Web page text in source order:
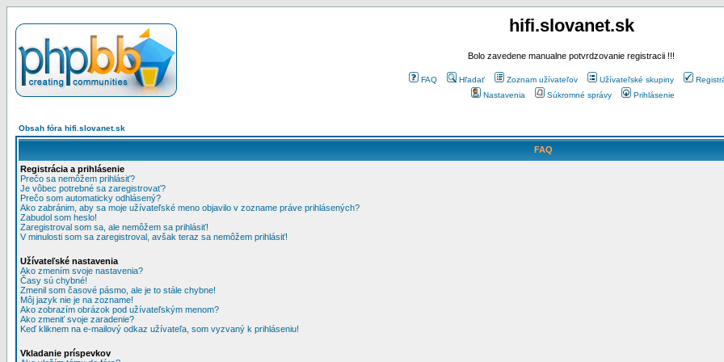
hifi.slovanet.sk
Bolo zavedene manualne potvrdzovanie registracii !!!
FAQ Hľadať Zoznam užívateľov Užívateľské skupiny
Nastavenia
Súkromné správy Prihlásenie
Obsah fóra hifi.slovanet.sk
FAQ
Registrácia a prihlásenie
Prečo sa nemôžem prihlásiť?
Je vôbec potrebné sa zaregistrovať?
Prečo som automaticky odhlásený?
Ako zabránim, aby sa moje užívateľské meno objavilo v zozname práve prihlásených?
Zabudol som heslo!
Zaregistroval som sa, ale nemôžem sa prihlásiť!
V minulosti som sa zaregistroval, avšak teraz sa nemôžem prihlásiť!
Užívateľské nastavenia
Ako zmením svoje nastavenia?
Časy sú chybné!
Zmenil som časové pásmo, ale je to stále chybne!
Môj jazyk nie je na zozname!
Ako zobrazím obrázok pod užívateľským menom?
Ako zmeniť svoje zaradenie?
Keď kliknem na e-mailový odkaz užívateľa, som vyzvaný k prihláseniu!
Vkladanie príspevkov